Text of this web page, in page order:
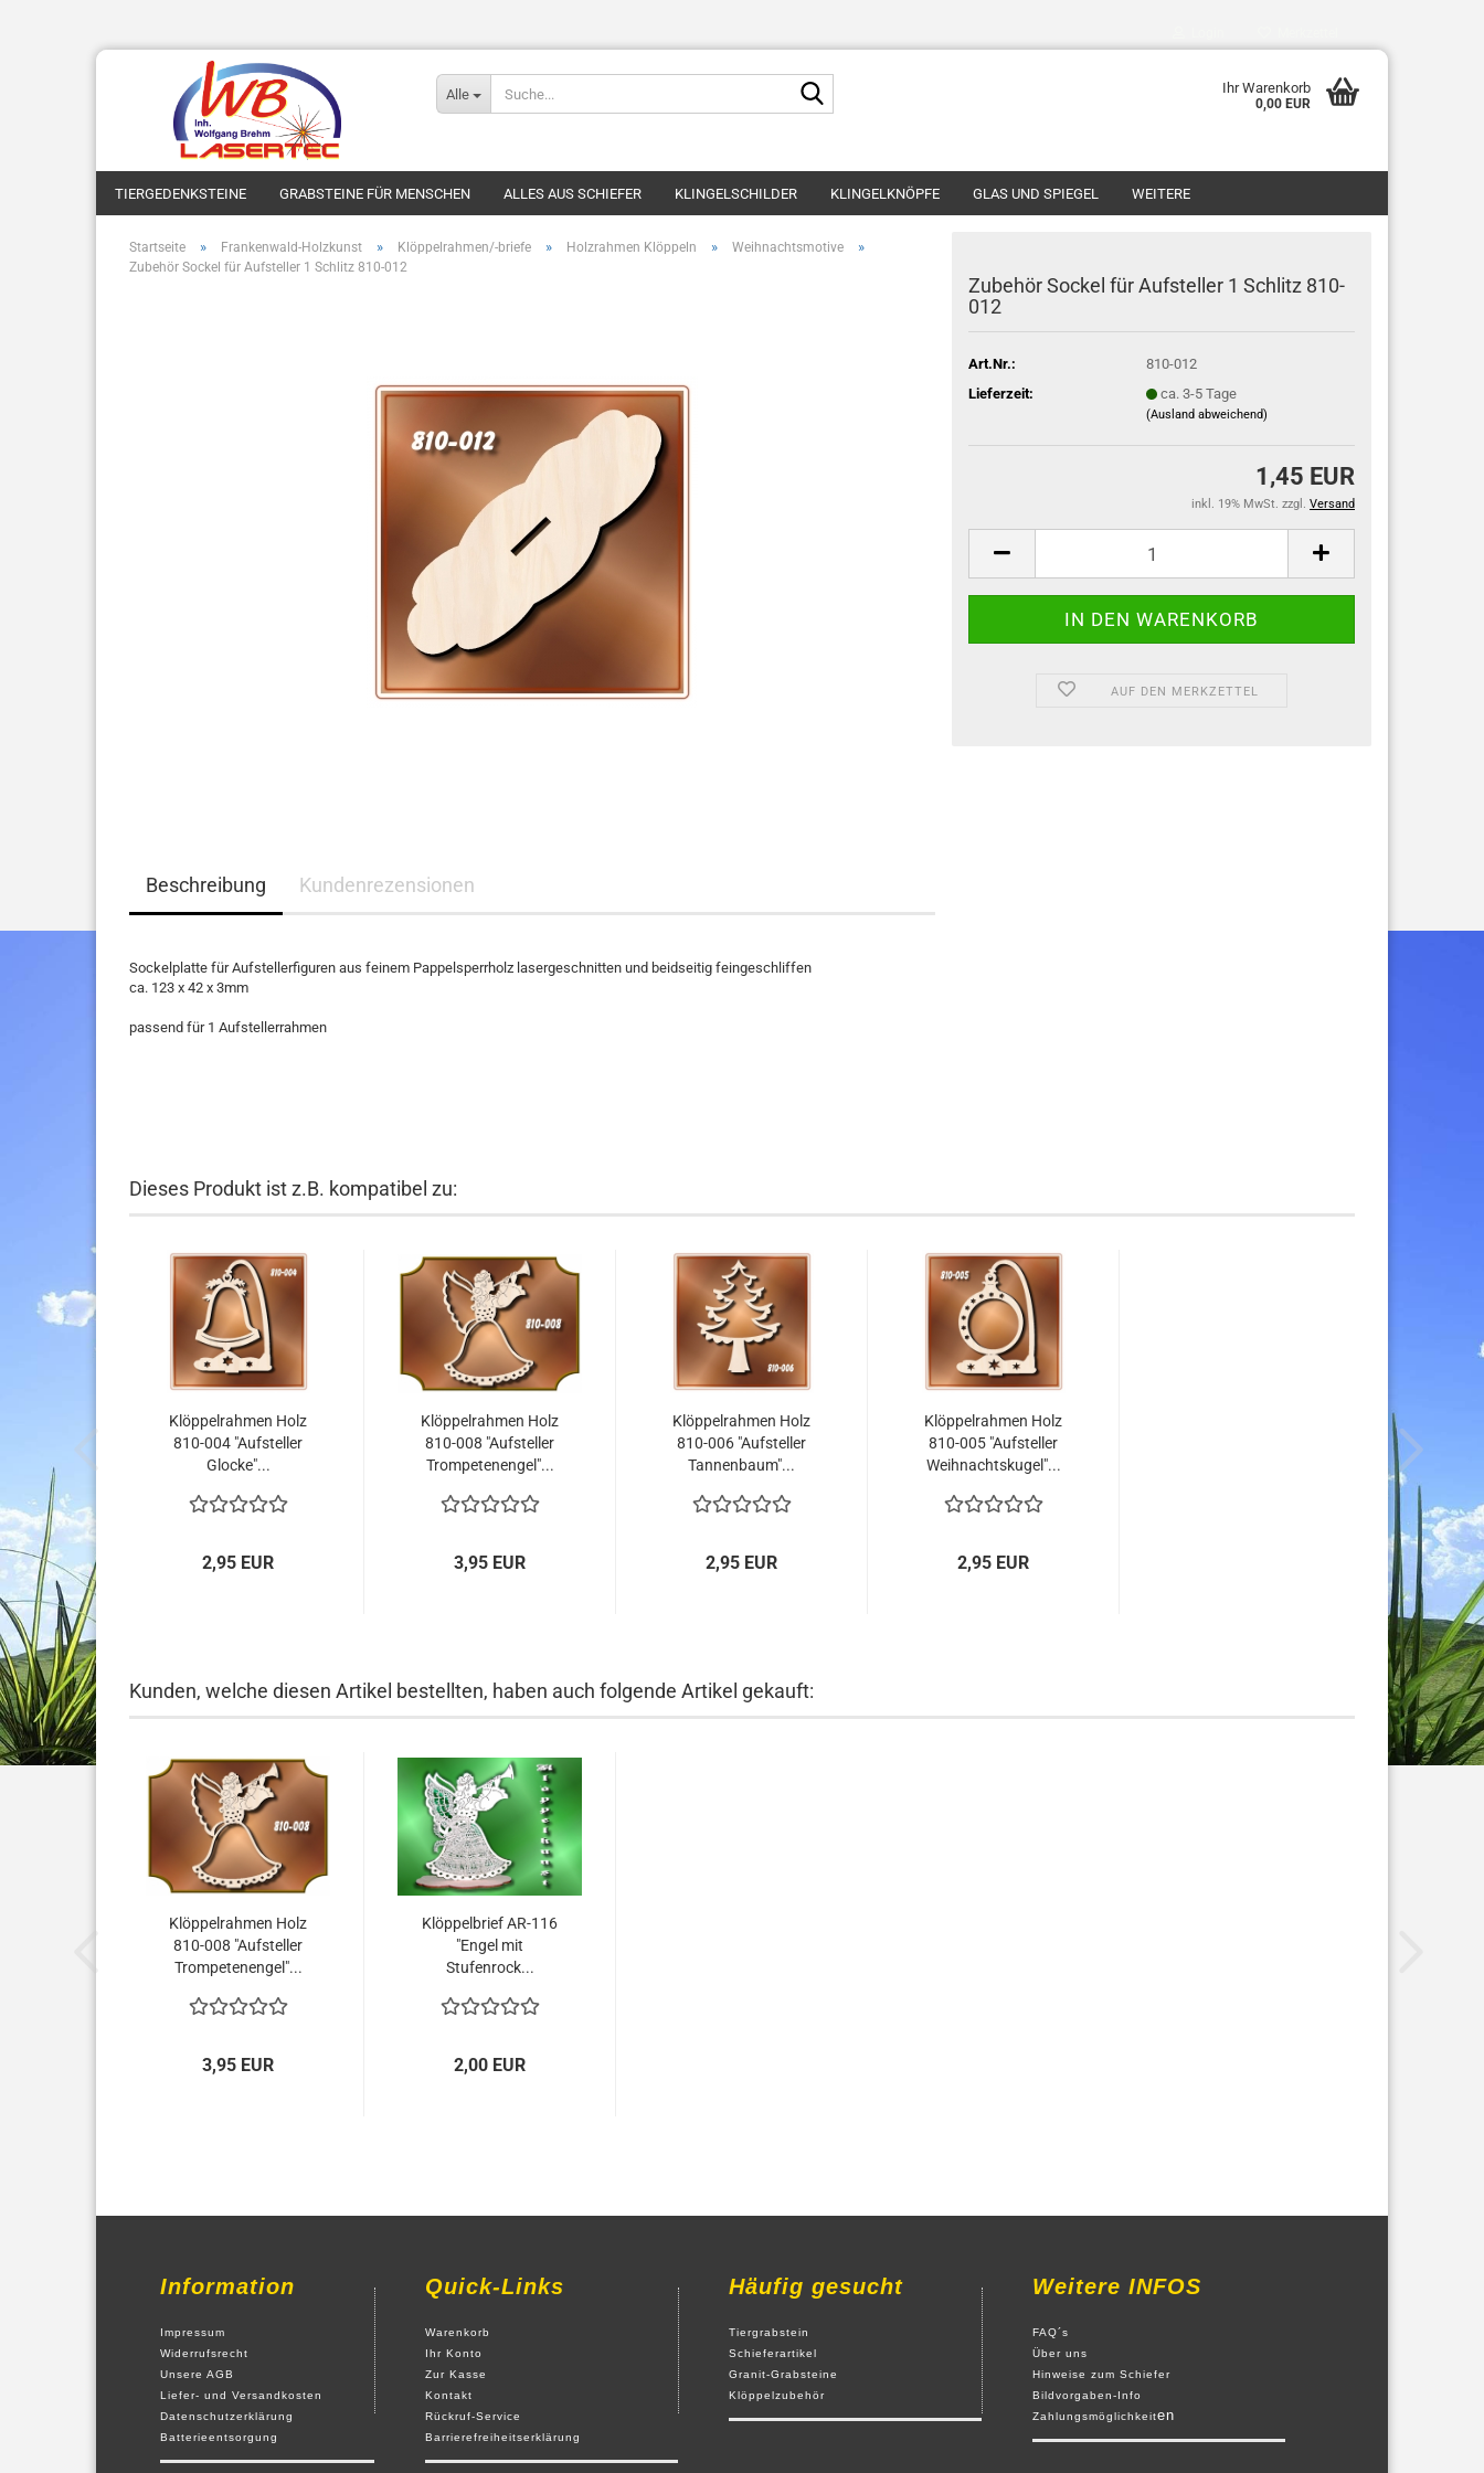
Alle Ihr Warenkorb
0,00 EUR
TIERGEDENKSTEINE GRABSTEINE FÜR MENSCHEN ALLES AUS SCHIEFER KLINGELSCHILDER KLINGELKNÖPFE GLAS UND SPIEGEL WEITERE
Startseite » Frankenwald-Holzkunst » Klöppelrahmen/-briefe » Holzrahmen Klöppeln » Weihnachtsmotive »
Zubehör Sockel für Aufsteller 1 Schlitz 810-012
Zubehör Sockel für Aufsteller 1 Schlitz 810-
012
Art.Nr.:
810-012
Lieferzeit:
ca. 3-5 Tage
(Ausland abweichend)
1,45 EUR
inkl. 19% MwSt. zzgl. Versand
AUF DEN MERKZETTEL
Beschreibung Kundenrezensionen
Sockelplatte für Aufstellerfiguren aus feinem Pappelsperrholz lasergeschnitten und beidseitig feingeschliffen
ca. 123 x 42 x 3mm
passend für 1 Aufstellerrahmen
Dieses Produkt ist z.B. kompatibel zu:
Klöppelrahmen Holz
810-004 "Aufsteller
Glocke"...
2,95 EUR
Klöppelrahmen Holz
810-008 "Aufsteller
Trompetenengel"...
3,95 EUR
Klöppelrahmen Holz
810-006 "Aufsteller
Tannenbaum"...
2,95 EUR
Klöppelrahmen Holz
810-005 "Aufsteller
Weihnachtskugel"...
2,95 EUR
Kunden, welche diesen Artikel bestellten, haben auch folgende Artikel gekauft:
Klöppelrahmen Holz
810-008 "Aufsteller
Trompetenengel"...
3,95 EUR
Klöppelbrief AR-116
"Engel mit
Stufenrock...
2,00 EUR
Information
Impressum
Widerrufsrecht
Unsere AGB
Liefer- und Versandkosten
Datenschutzerklärung
Batterieentsorgung
Quick-Links
Warenkorb
Ihr Konto
Zur Kasse
Kontakt
Rückruf-Service
Barrierefreiheitserklärung
Häufig gesucht
Tiergrabstein
Schieferartikel
Granit-Grabsteine
Klöppelzubehör
Weitere INFOS
FAQ´s
Über uns
Hinweise zum Schiefer
Bildvorgaben-Info
Zahlungsmöglichkeiten